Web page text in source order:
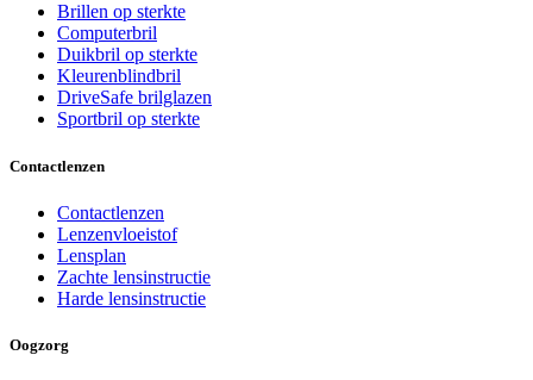
Brillen op sterkte
Computerbril
Duikbril op sterkte
Kleurenblindbril
DriveSafe brilglazen
Sportbril op sterkte
Contactlenzen
Contactlenzen
Lenzenvloeistof
Lensplan
Zachte lensinstructie
Harde lensinstructie
Oogzorg